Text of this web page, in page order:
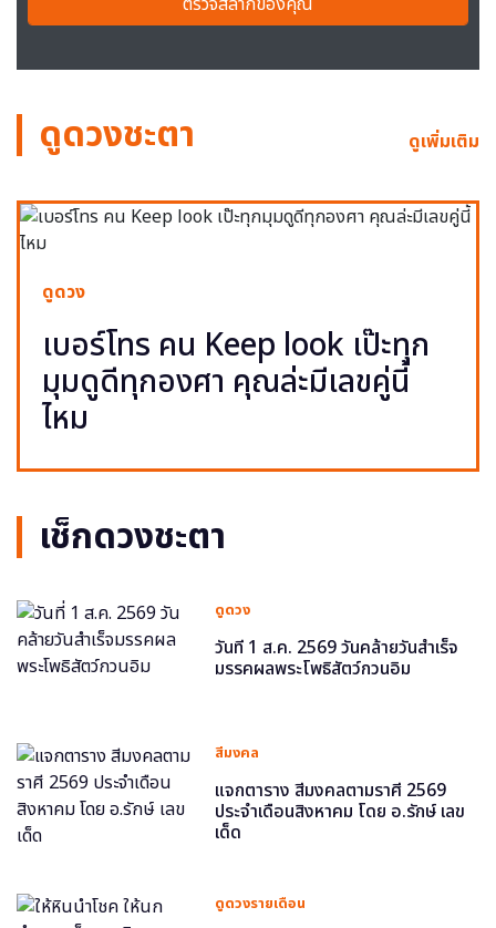
ดูดวงชะตา ดูเพิ่มเติม
ดูดวง
เบอร์โทร คน Keep look เป๊ะทุก
มุมดูดีทุกองศา คุณล่ะมีเลขคู่นี้
ไหม
เช็กดวงชะตา
ดูดวง
วันที่ 1 ส.ค. 2569 วันคล้ายวันสำเร็จ
มรรคผลพระโพธิสัตว์กวนอิม
สีมงคล
แจกตาราง สีมงคลตามราศี 2569
ประจำเดือนสิงหาคม โดย อ.รักษ์ เลข
เด็ด
ดูดวงรายเดือน